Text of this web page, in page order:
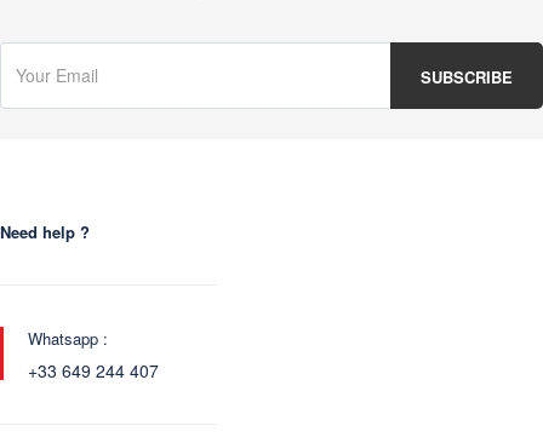
Need help ?
Whatsapp :
+33 649 244 407